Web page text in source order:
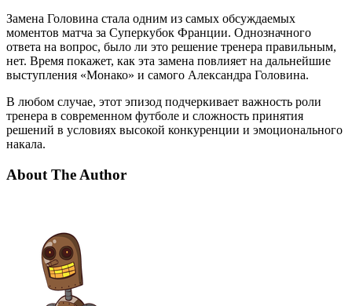
Замена Головина стала одним из самых обсуждаемых
моментов матча за Суперкубок Франции. Однозначного
ответа на вопрос, было ли это решение тренера правильным,
нет. Время покажет, как эта замена повлияет на дальнейшие
выступления «Монако» и самого Александра Головина.
В любом случае, этот эпизод подчеркивает важность роли
тренера в современном футболе и сложность принятия
решений в условиях высокой конкуренции и эмоционального
накала.
About The Author